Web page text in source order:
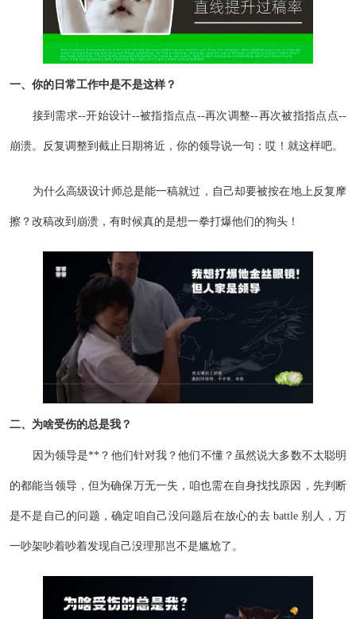
一、你的日常工作中是不是这样？
接到需求--开始设计--被指指点点--再次调整--再次被指指点点--
崩溃。反复调整到截止日期将近，你的领导说一句：哎！就这样吧。
为什么高级设计师总是能一稿就过，自己却要被按在地上反复摩
擦？改稿改到崩溃，有时候真的是想一拳打爆他们的狗头！
二、为啥受伤的总是我？
因为领导是**？他们针对我？他们不懂？虽然说大多数不太聪明
的都能当领导，但为确保万无一失，咱也需在自身找找原因，先判断
是不是自己的问题，确定咱自己没问题后在放心的去 battle 别人，万
一吵架吵着吵着发现自己没理那岂不是尴尬了。